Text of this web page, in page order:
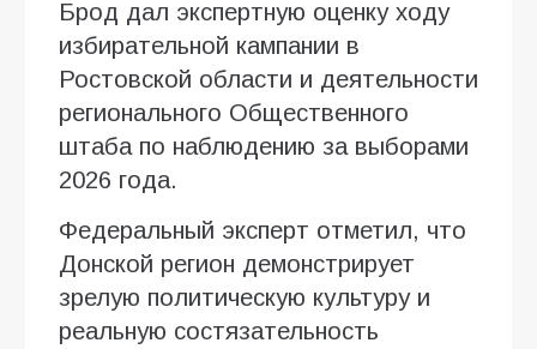
Брод дал экспертную оценку ходу
избирательной кампании в
Ростовской области и деятельности
регионального Общественного
штаба по наблюдению за выборами
2026 года.
Федеральный эксперт отметил, что
Донской регион демонстрирует
зрелую политическую культуру и
реальную состязательность